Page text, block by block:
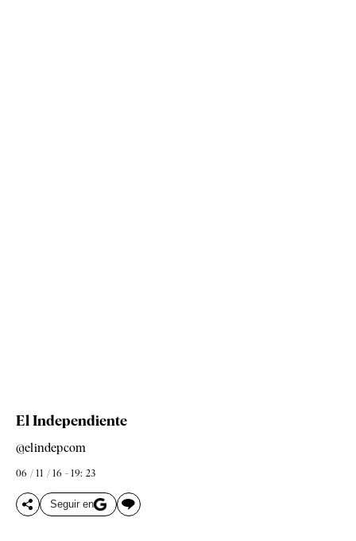
El Independiente
@elindepcom
06 / 11 / 16 - 19: 23
Seguir en